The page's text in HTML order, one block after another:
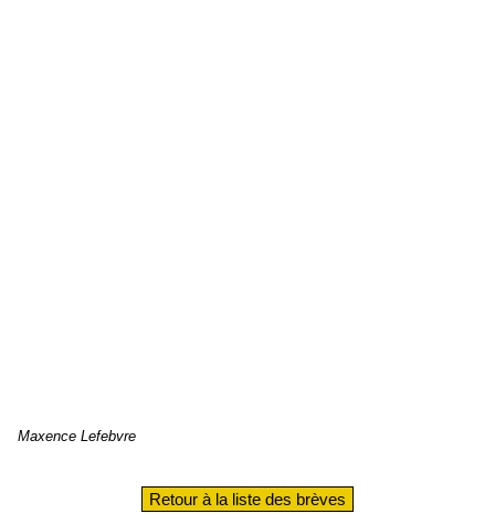
Maxence Lefebvre
Retour à la liste des brèves